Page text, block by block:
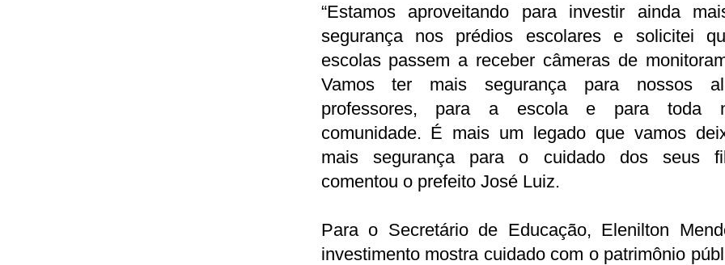
“Estamos aproveitando para investir ainda
segurança nos prédios escolares e solicitei
escolas passem a receber câmeras de
Vamos ter mais segurança para nossos
professores, para a escola e para toda
comunidade. É mais um legado que vamos
mais segurança para o cuidado dos seus
comentou o prefeito José Luiz.
Para o Secretário de Educação, Elenilton
investimento mostra cuidado com o patrimônio